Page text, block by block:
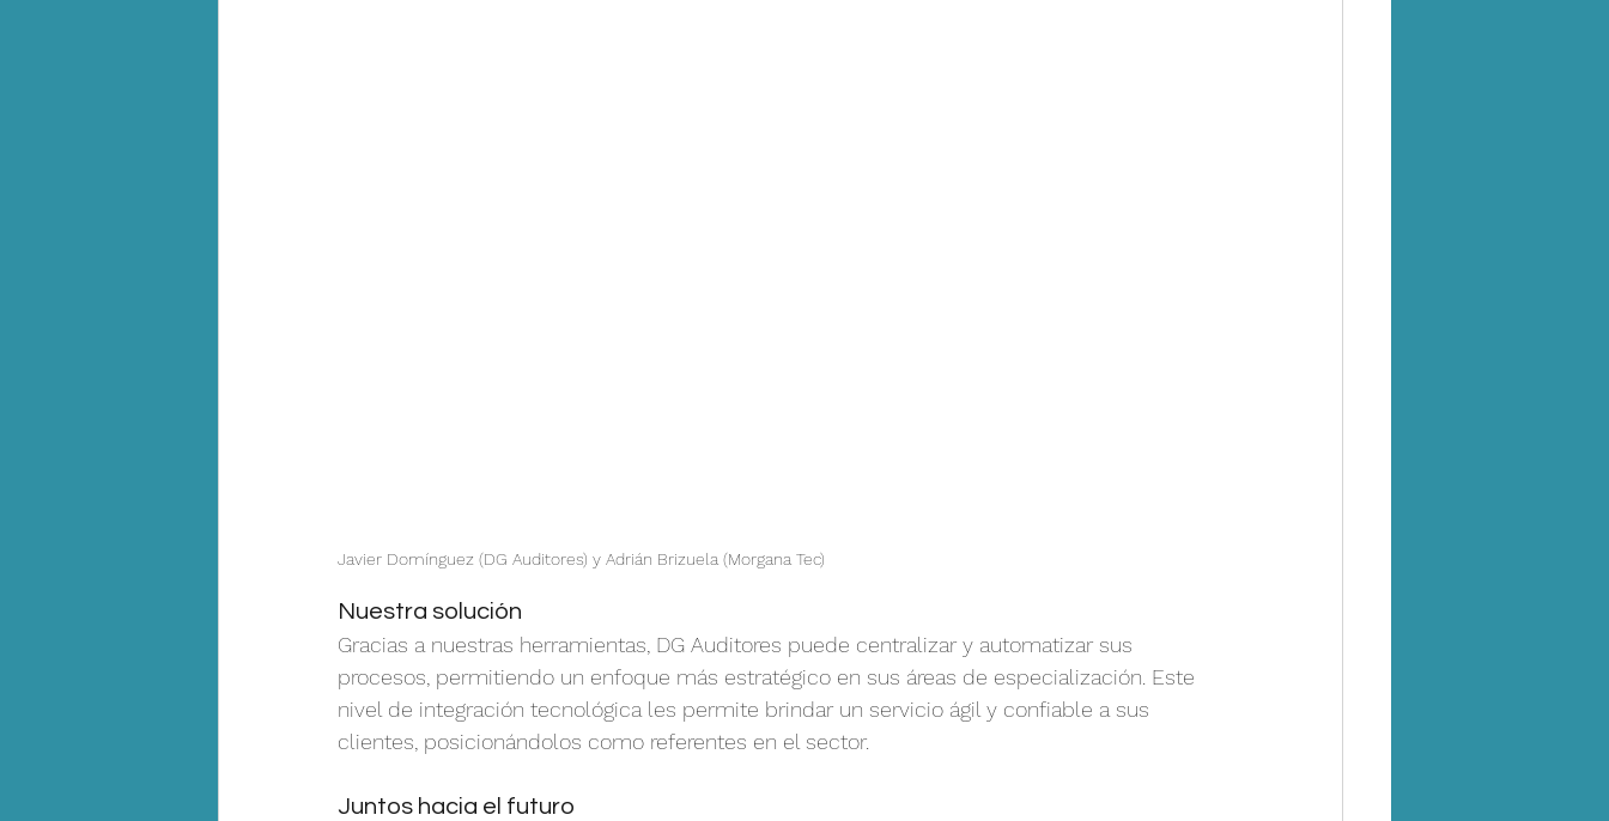
Javier Domínguez (DG Auditores) y Adrián Brizuela (Morgana Tec)
Nuestra solución
Gracias a nuestras herramientas, DG Auditores puede centralizar y automatizar sus
procesos, permitiendo un enfoque más estratégico en sus áreas de especialización. Este
nivel de integración tecnológica les permite brindar un servicio ágil y confiable a sus
clientes, posicionándolos como referentes en el sector.
Juntos hacia el futuro